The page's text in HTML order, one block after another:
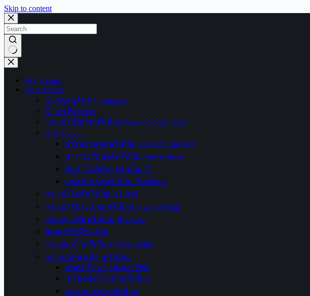
Skip to content
No
results
Home page
All products
หมวดหมู่สินค้า Category
Giftset Premium
กระเป๋าสั่งผลิตพรีเมี่ยม Made to order bags
IT Premium
ลำโพงบลูทูธพรีเมี่ยม bluetooth speaker
พาวเวอร์แบงค์พรีเมี่ยม power bank
สินค้าไอทีอื่นๆพรีเมี่ยม IT
แฟลชไดร์ฟพรีเมี่ยม Flashdrive
กระเป๋าไอทีพรีเมี่ยม IT Bag
กระเป๋าจัดระเบียบพรีเมี่ยม organizer bag
กระเป๋าแฟ้มพรีเมี่ยม Briefcase
พัดลมพรีเมี่ยม Fan
กระบอกน้ำพรีเมี่ยม Water Bottle
อุปกรณ์ท่องเที่ยวพรีเมี่ยม
World Travel Adapter Plug
เครื่องชั่งน้ำหนักพรีเมี่ยม
หมอนรองคอพรีเมี่ยม